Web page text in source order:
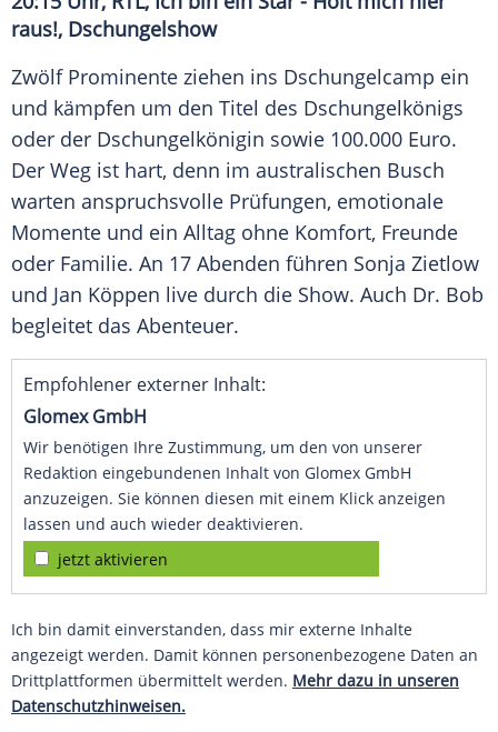
raus!, Dschungelshow
Zwölf Prominente ziehen ins Dschungelcamp ein
und kämpfen um den Titel des Dschungelkönigs
oder der Dschungelkönigin sowie 100.000 Euro.
Der Weg ist hart, denn im australischen Busch
warten anspruchsvolle Prüfungen, emotionale
Momente und ein Alltag ohne Komfort, Freunde
oder Familie. An 17 Abenden führen Sonja Zietlow
und Jan Köppen live durch die Show. Auch Dr. Bob
begleitet das Abenteuer.
Empfohlener externer Inhalt:
Glomex GmbH
Wir benötigen Ihre Zustimmung, um den von unserer
Redaktion eingebundenen Inhalt von Glomex GmbH
anzuzeigen. Sie können diesen mit einem Klick anzeigen
lassen und auch wieder deaktivieren.
jetzt aktivieren
Ich bin damit einverstanden, dass mir externe Inhalte
angezeigt werden. Damit können personenbezogene Daten an
Drittplattformen übermittelt werden. Mehr dazu in unseren
Datenschutzhinweisen.